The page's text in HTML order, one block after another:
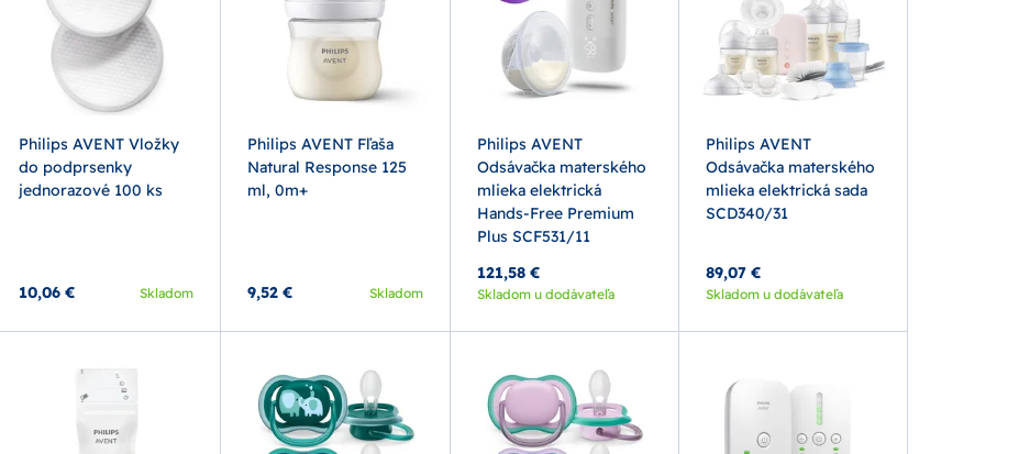
Philips AVENT Vložky
do podprsenky
jednorazové 100 ks
10,06 € Skladom
Philips AVENT Fľaša
Natural Response 125
ml, 0m+
9,52 € Skladom
Philips AVENT
Odsávačka materského
mlieka elektrická
Hands-Free Premium
Plus SCF531/11
121,58 €
Skladom u dodávateľa
Philips AVENT
Odsávačka materského
mlieka elektrická sada
SCD340/31
89,07 €
Skladom u dodávateľa